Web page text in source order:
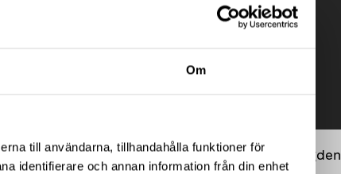
Om
till användarna, tillhandahålla funktioner för
identifierare och annan information från din enhet
26/8 Välkommen till Neuroförbundet Lundabygden